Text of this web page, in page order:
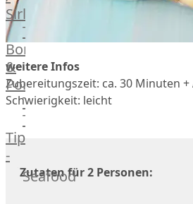
Veire
F1
Wagyu
Beef
Schwein
Ibérico
Schwein
Joselito
Ibérico
70%
Bellota
Sirloin
T-
Bone
&
Porterhouse
Tomahawk
Tri
Tip
-
Bürgermeisterstück
Seafood
weitere Infos
Zubereitungszeit: ca. 30 Minuten
Schwierigkeit: leicht
Zutaten für 2 Personen: